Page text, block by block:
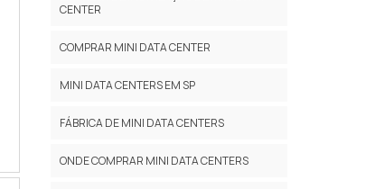
CENTER
COMPRAR MINI DATA CENTER
MINI DATA CENTERS EM SP
FÁBRICA DE MINI DATA CENTERS
ONDE COMPRAR MINI DATA CENTERS